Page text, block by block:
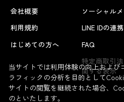
会社概要
利用規約
はじめての方へ
ソーシャル
LINE IDの連
FAQ
特定商取引
関する表示
当サイトでは利用体験の向上および
ラフィックの分析を目的として
サイトの閲覧を継続された場合、
のといたします。